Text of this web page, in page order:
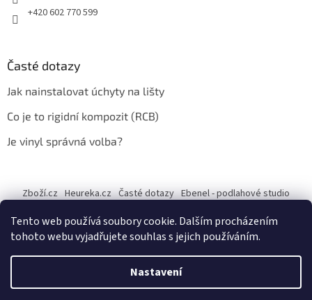
Tento web používá soubory cookie. Dalším procházením
tohoto webu vyjadřujete souhlas s jejich používáním.
Nastavení
+420 602 770 599
Časté dotazy
Jak nainstalovat úchyty na lišty
Co je to rigidní kompozit (RCB)
Je vinyl správná volba?
Zboží.cz Heureka.cz Časté dotazy Ebenel - podlahové studio